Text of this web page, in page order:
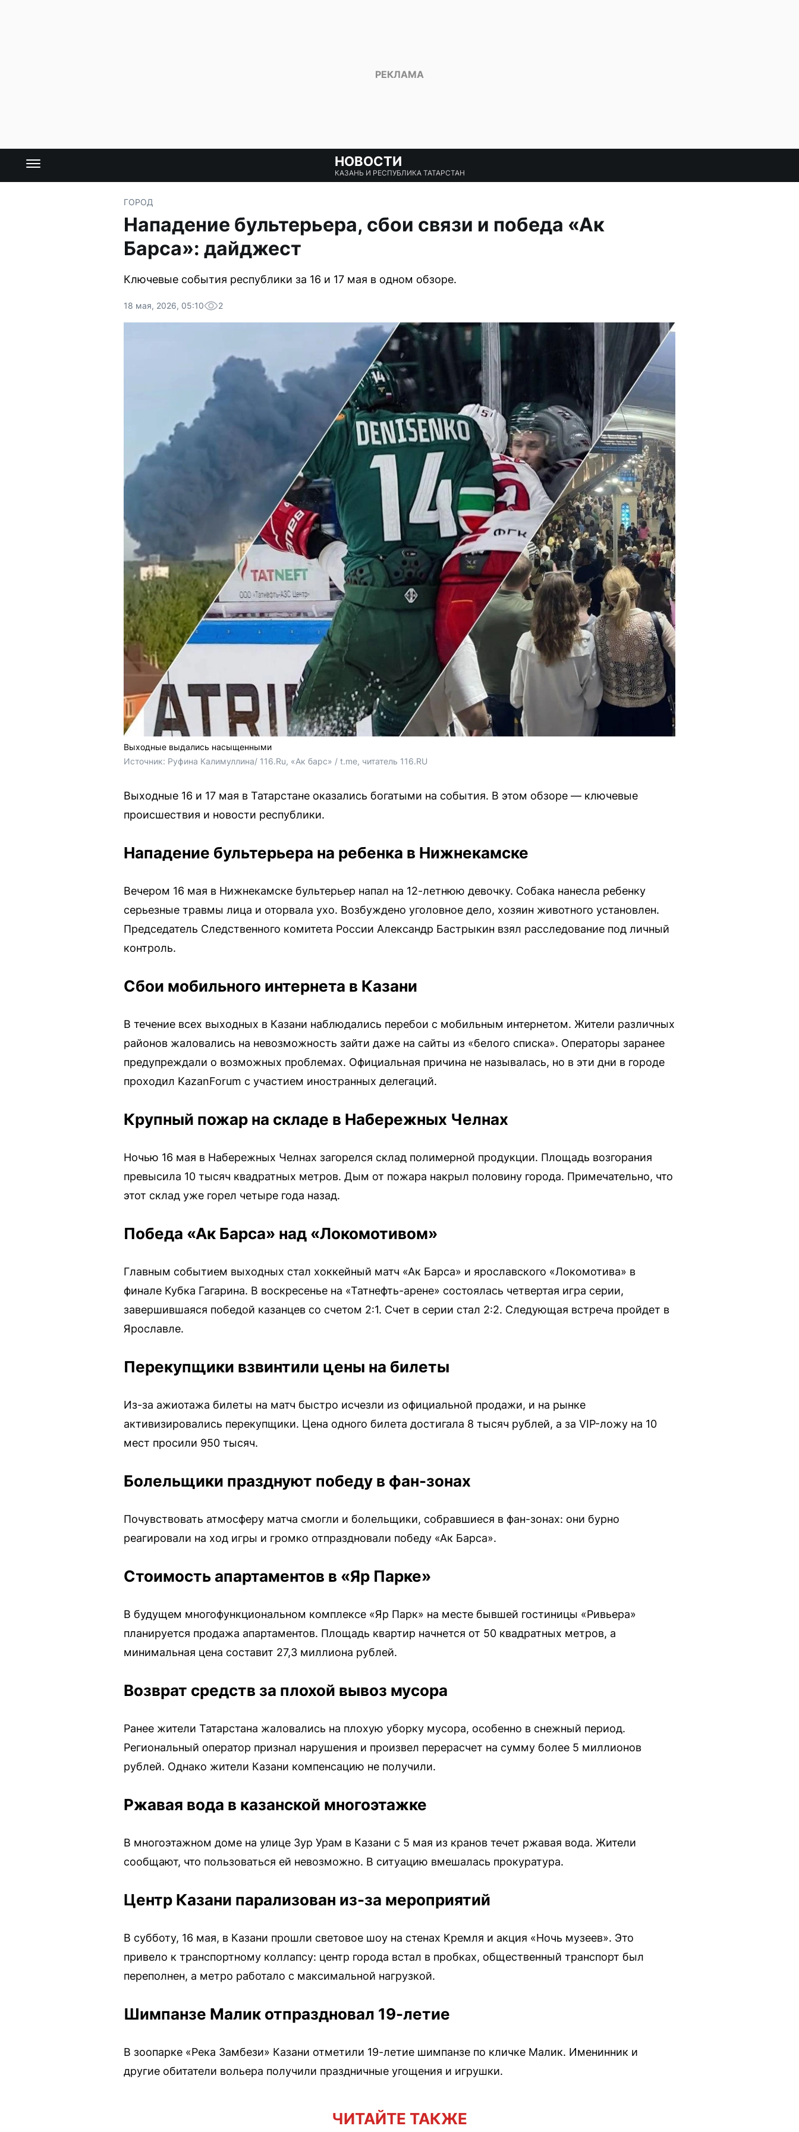
НОВОСТИ
КАЗАНЬ И РЕСПУБЛИКА ТАТАРСТАН
ГОРОД
Нападение бультерьера, сбои связи и победа «Ак
Барса»: дайджест
Ключевые события республики за 16 и 17 мая в одном обзоре.
18 мая, 2026, 05:10 2
Выходные выдались насыщенными
Источник: Руфина Калимуллина/ 116.Ru, «Ак барс» / t.me, читатель 116.RU
Выходные 16 и 17 мая в Татарстане оказались богатыми на события. В этом обзоре — ключевые
происшествия и новости республики.
Нападение бультерьера на ребенка в Нижнекамске
Вечером 16 мая в Нижнекамске бультерьер напал на 12-летнюю девочку. Собака нанесла ребенку
серьезные травмы лица и оторвала ухо. Возбуждено уголовное дело, хозяин животного установлен.
Председатель Следственного комитета России Александр Бастрыкин взял расследование под личный
контроль.
Сбои мобильного интернета в Казани
В течение всех выходных в Казани наблюдались перебои с мобильным интернетом. Жители различных
районов жаловались на невозможность зайти даже на сайты из «белого списка». Операторы заранее
предупреждали о возможных проблемах. Официальная причина не называлась, но в эти дни в городе
проходил KazanForum с участием иностранных делегаций.
Крупный пожар на складе в Набережных Челнах
Ночью 16 мая в Набережных Челнах загорелся склад полимерной продукции. Площадь возгорания
превысила 10 тысяч квадратных метров. Дым от пожара накрыл половину города. Примечательно, что
этот склад уже горел четыре года назад.
Победа «Ак Барса» над «Локомотивом»
Главным событием выходных стал хоккейный матч «Ак Барса» и ярославского «Локомотива» в
финале Кубка Гагарина. В воскресенье на «Татнефть-арене» состоялась четвертая игра серии,
завершившаяся победой казанцев со счетом 2:1. Счет в серии стал 2:2. Следующая встреча пройдет в
Ярославле.
Перекупщики взвинтили цены на билеты
Из-за ажиотажа билеты на матч быстро исчезли из официальной продажи, и на рынке
активизировались перекупщики. Цена одного билета достигала 8 тысяч рублей, а за VIP-ложу на 10
мест просили 950 тысяч.
Болельщики празднуют победу в фан-зонах
Почувствовать атмосферу матча смогли и болельщики, собравшиеся в фан-зонах: они бурно
реагировали на ход игры и громко отпраздновали победу «Ак Барса».
Стоимость апартаментов в «Яр Парке»
В будущем многофункциональном комплексе «Яр Парк» на месте бывшей гостиницы «Ривьера»
планируется продажа апартаментов. Площадь квартир начнется от 50 квадратных метров, а
минимальная цена составит 27,3 миллиона рублей.
Возврат средств за плохой вывоз мусора
Ранее жители Татарстана жаловались на плохую уборку мусора, особенно в снежный период.
Региональный оператор признал нарушения и произвел перерасчет на сумму более 5 миллионов
рублей. Однако жители Казани компенсацию не получили.
Ржавая вода в казанской многоэтажке
В многоэтажном доме на улице Зур Урам в Казани с 5 мая из кранов течет ржавая вода. Жители
сообщают, что пользоваться ей невозможно. В ситуацию вмешалась прокуратура.
Центр Казани парализован из-за мероприятий
В субботу, 16 мая, в Казани прошли световое шоу на стенах Кремля и акция «Ночь музеев». Это
привело к транспортному коллапсу: центр города встал в пробках, общественный транспорт был
переполнен, а метро работало с максимальной нагрузкой.
Шимпанзе Малик отпраздновал 19-летие
В зоопарке «Река Замбези» Казани отметили 19-летие шимпанзе по кличке Малик. Именинник и
другие обитатели вольера получили праздничные угощения и игрушки.
ЧИТАЙТЕ ТАКЖЕ